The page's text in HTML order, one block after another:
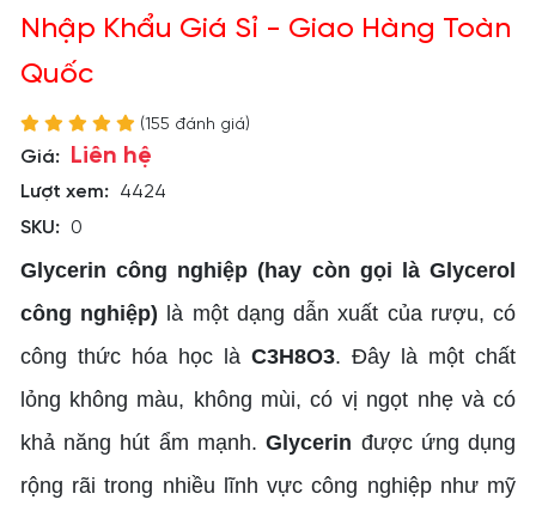
Nhập Khẩu Giá Sỉ - Giao Hàng Toàn
Quốc
(155 đánh giá)
Giá: Liên hệ
Lượt xem:
4424
SKU: 0
Glycerin công nghiệp (hay còn gọi là Glycerol
công nghiệp) là một dạng dẫn xuất của rượu, có
công thức hóa học làC3H8O3. Đây là một chất
lỏng không màu, không mùi, có vị ngọt nhẹ và có
khả năng hút ẩm mạnh.Glycerin được ứng dụng
rộng rãi trong nhiều lĩnh vực công nghiệp như mỹ